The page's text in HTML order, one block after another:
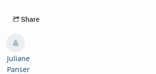
Share
Juliane
Panser